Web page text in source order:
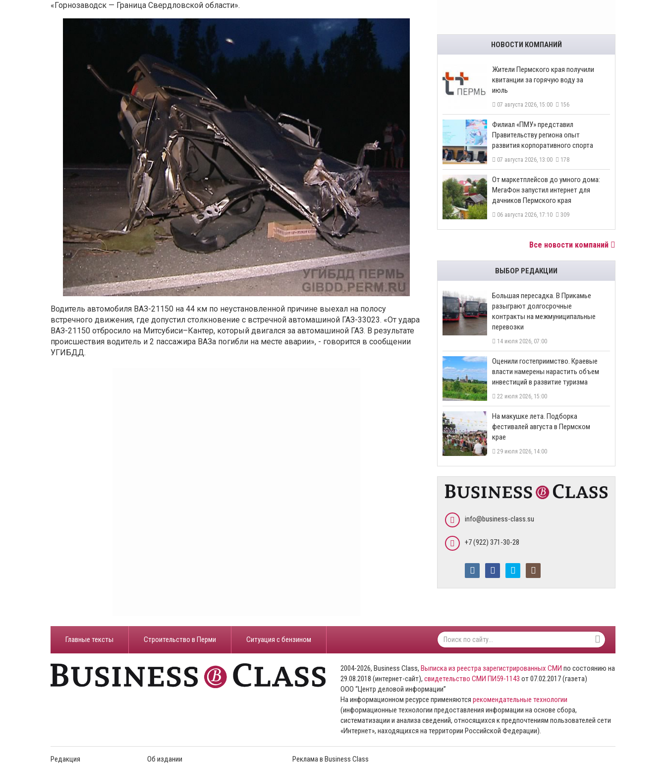
«Горнозаводск — Граница Свердловской области».
Водитель автомобиля ВАЗ-21150 на 44 км по неустановленной причине выехал на полосу
встречного движения, где допустил столкновение с встречной автомашиной ГАЗ-33023. «От удара
ВАЗ-21150 отбросило на Митсубиси–Кантер, который двигался за автомашиной ГАЗ. В результате
происшествия водитель и 2 пассажира ВАЗа погибли на месте аварии», - говорится в сообщении
УГИБДД.
НОВОСТИ КОМПАНИЙ
​Жители Пермского края получили
квитанции за горячую воду за
июль
07 августа 2026, 15:00 156
​Филиал «ПМУ» представил
Правительству региона опыт
развития корпоративного спорта
07 августа 2026, 13:00 178
От маркетплейсов до умного дома:
МегаФон запустил интернет для
дачников Пермского края
06 августа 2026, 17:10 309
Все новости компаний
ВЫБОР РЕДАКЦИИ
Большая пересадка. В Прикамье
разыграют долгосрочные
контракты на межмуниципальные
перевозки
14 июля 2026, 07:00
Оценили гостеприимство. Краевые
власти намерены нарастить объем
инвестиций в развитие туризма
22 июля 2026, 15:00
На макушке лета. Подборка
фестивалей августа в Пермском
крае
29 июля 2026, 14:00
info@business-class.su
+7 (922) 371-30-28
Главные тексты Строительство в Перми ​Ситуация с бензином
2004-2026, Business Class, Выписка из реестра зарегистрированных СМИ по состоянию на
29.08.2018 (интернет-сайт), свидетельство СМИ ПИ59-1143 от 07.02.2017 (газета)
ООО “Центр деловой информации”
На информационном ресурсе применяются рекомендательные технологии
(информационные технологии предоставления информации на основе сбора,
систематизации и анализа сведений, относящихся к предпочтениям пользователей сети
«Интернет», находящихся на территории Российской Федерации).
Редакция Об издании Реклама в Business Class